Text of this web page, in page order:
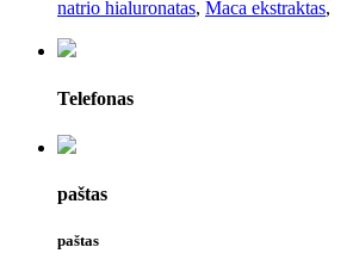
natrio hialuronatas, Maca ekstraktas,
Telefonas
paštas
paštas